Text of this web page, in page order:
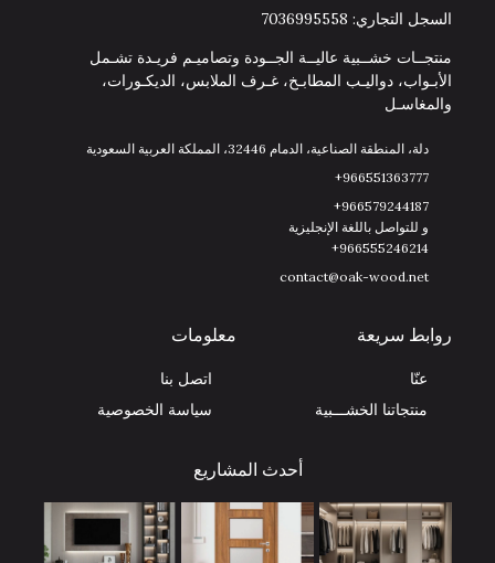
السجل التجاري: 7036995558
منتجــات خشــبية عاليــة الجــودة وتصاميـم فريـدة تشـمل
الأبـواب، دواليـب المطابـخ، غـرف الملابس، الديكـورات،
والمغاسـل
دلة، المنطقة الصناعية، الدمام 32446، المملكة العربية السعودية
966551363777+
966579244187+
و للتواصل باللغة الإنجليزية
966555246214+
contact@oak-wood.net
روابط سريعة
عنّا
منتجاتنا الخشـــبية
معلومات
اتصل بنا
سياسة الخصوصية
أحدث المشاريع